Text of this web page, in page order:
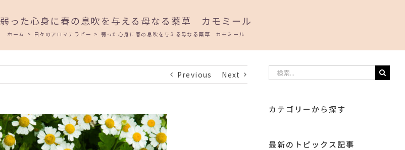
弱った心身に春の息吹を与える母なる薬草 カモミール
ホーム > 日々のアロマテラピー > 弱った心身に春の息吹を与える母なる薬草 カモミール
Previous Next
カテゴリーから探す
最新のトピックス記事